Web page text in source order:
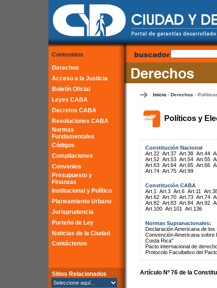
Contenidos
Derechos
Acceso a la Justicia
Boletín Oficial
Leyes CABA
Decretos CABA
Resoluciones CABA
Normas
Fundamentales
Códigos
Compilaciones
Convenios
Presupuesto y
Finanzas
Institucional y Político
Planeamiento Urbano
Jurisprudencia
Porteño de Ley
Noticias de la Ciudad
Contáctenos
Sitios Relacionados
Inicio- Derechos -
Políticos y
Constitución Nacional
Art.22 Art.37 Art.38 Art.44
Art.52 Art.53 Art.54 Art.55
Art.63 Art.64 Art.65 Art.66
Art.74 Art.75 Art.99
Constitución CABA
Art.1
Art.3 Art.6 Art.11
Art.62 Art.70 Art.73 Art.74
Art.82 Art.83 Art.84 Art.92
Art.100 Art.101 Art.136
Normas Supranacionales:
Declaración Americana de
Convención Americana
Costa Rica"
Pacto internacional de
Protocolo Facultativo del
Artículo Nº 76 de la